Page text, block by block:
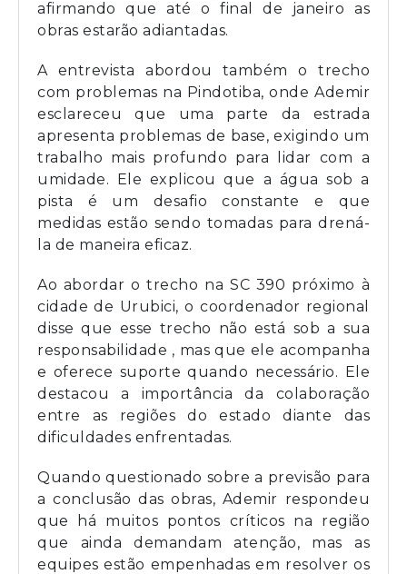
afirmando que até o final de janeiro as
obras estarão adiantadas.
A entrevista abordou também o trecho
com problemas na Pindotiba, onde Ademir
esclareceu que uma parte da estrada
apresenta problemas de base, exigindo um
trabalho mais profundo para lidar com a
umidade. Ele explicou que a água sob a
pista é um desafio constante e que
medidas estão sendo tomadas para drená-
la de maneira eficaz.
Ao abordar o trecho na SC 390 próximo à
cidade de Urubici, o coordenador regional
disse que esse trecho não está sob a sua
responsabilidade , mas que ele acompanha
e oferece suporte quando necessário. Ele
destacou a importância da colaboração
entre as regiões do estado diante das
dificuldades enfrentadas.
Quando questionado sobre a previsão para
a conclusão das obras, Ademir respondeu
que há muitos pontos críticos na região
que ainda demandam atenção, mas as
equipes estão empenhadas em resolver os